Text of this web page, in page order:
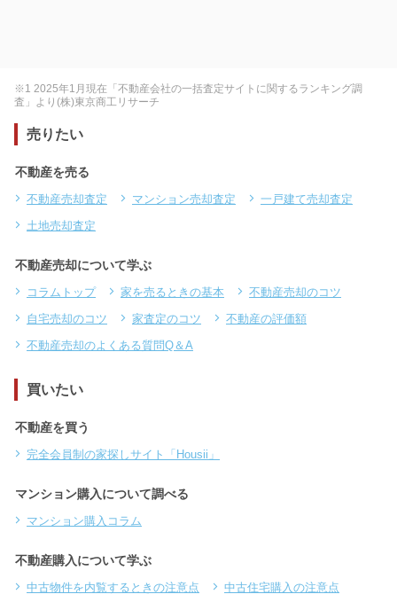
※1 2025年1月現在「不動産会社の一括査定サイトに関するランキング調
査」より(株)東京商工リサーチ
売りたい
不動産を売る
不動産売却査定 マンション売却査定
一戸建て売却査定
土地売却査定
不動産売却について学ぶ
コラムトップ 家を売るときの基本
不動産売却のコツ
自宅売却のコツ
家査定のコツ
不動産の評価額
不動産売却のよくある質問Q＆A
買いたい
不動産を買う
完全会員制の家探しサイト「Housii」
マンション購入について調べる
マンション購入コラム
不動産購入について学ぶ
中古物件を内覧するときの注意点 中古住宅購入の注意点